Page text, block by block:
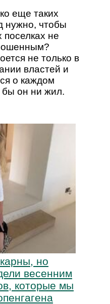
еще таких
нужно, чтобы
поселках не
не только в
властей и
о каждом
бы он ни жил.
но
весенним
которые мы